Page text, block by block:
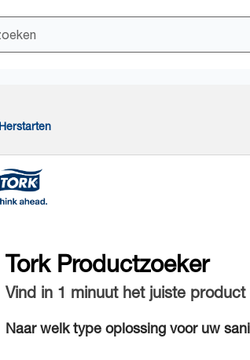
Herstarten
Tork Productzoeker
Vind in 1 minuut het juiste
Naar welk type oplossing voor uw